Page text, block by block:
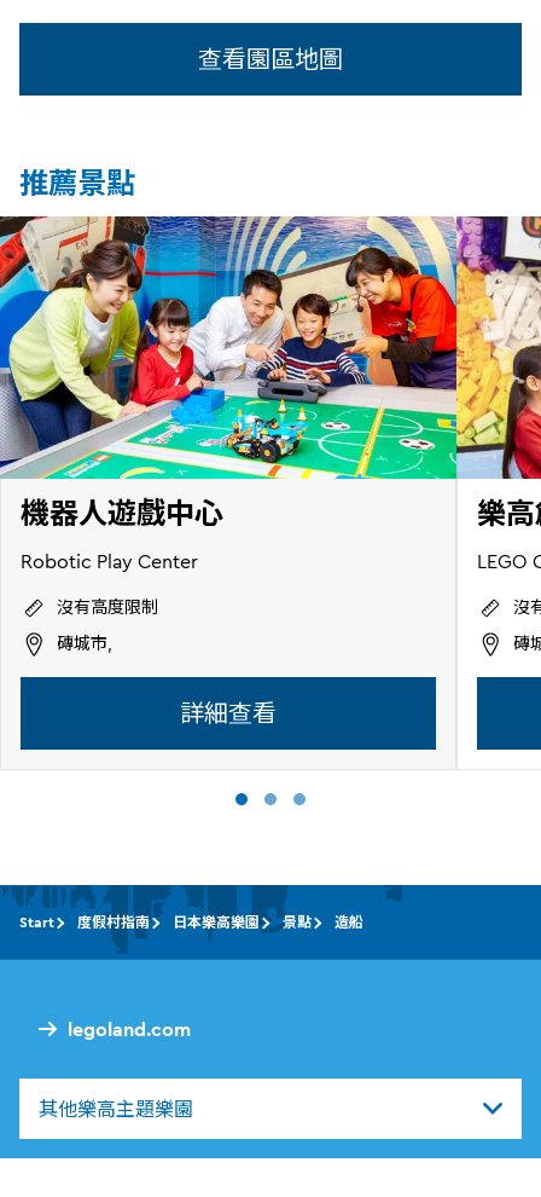
查看園區地圖
推薦景點
機器人遊戲中心
Robotic Play Center
沒有高度限制
磚城市,
詳細查看
樂
LEGO
沒
磚
legoland.com
其他樂高主題樂園
Start 度假村指南 日本樂高樂園 景點 造船